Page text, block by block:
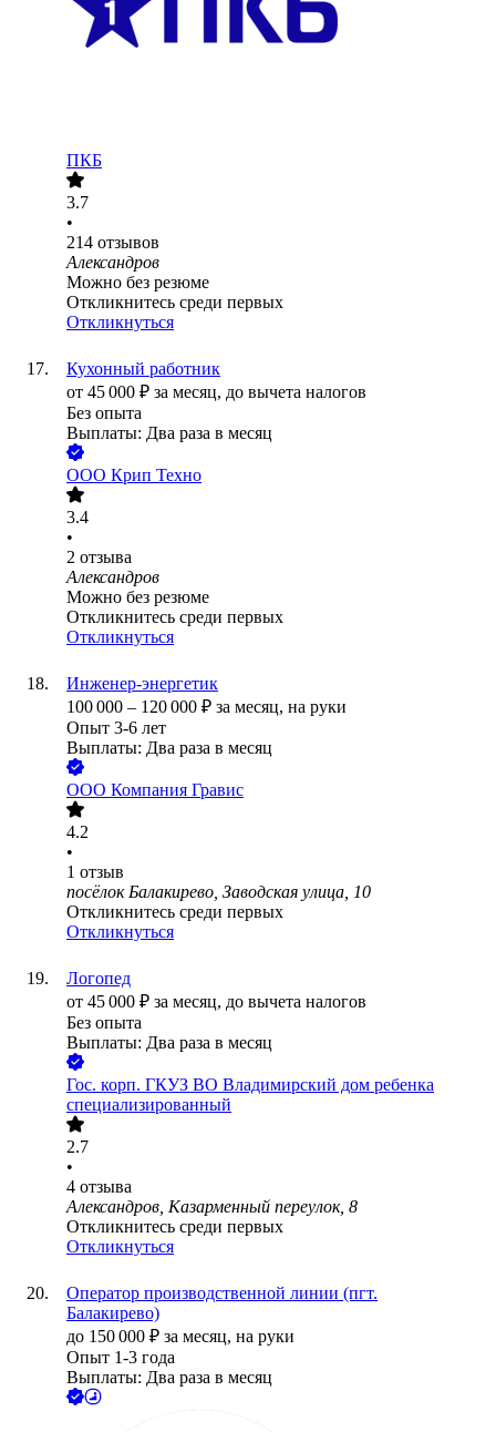
ПКБ
3.7
•
214 отзывов
Александров
Можно без резюме
Откликнитесь среди первых
Откликнуться
Кухонный работник
от 45 000 ₽ за месяц, до вычета налогов
Без опыта
Выплаты: Два раза в месяц
ООО Крип Техно
3.4
•
2 отзыва
Александров
Можно без резюме
Откликнитесь среди первых
Откликнуться
Инженер-энергетик
100 000 – 120 000 ₽ за месяц, на руки
Опыт 3-6 лет
Выплаты: Два раза в месяц
ООО Компания Гравис
4.2
•
1 отзыв
посёлок Балакирево, Заводская улица, 10
Откликнитесь среди первых
Откликнуться
Логопед
от 45 000 ₽ за месяц, до вычета налогов
Без опыта
Выплаты: Два раза в месяц
Гос. корп. ГКУЗ ВО Владимирский дом ребенка
специализированный
2.7
•
4 отзыва
Александров, Казарменный переулок, 8
Откликнитесь среди первых
Откликнуться
Оператор производственной линии (пгт.
Балакирево)
до 150 000 ₽ за месяц, на руки
Опыт 1-3 года
Выплаты: Два раза в месяц